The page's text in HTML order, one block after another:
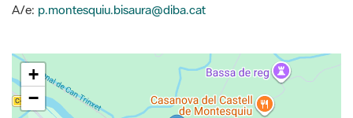
A/e: p.montesquiu.bisaura@diba.cat
+
−